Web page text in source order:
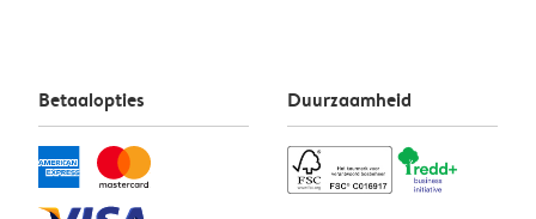
Betaalopties Duurzaamheid